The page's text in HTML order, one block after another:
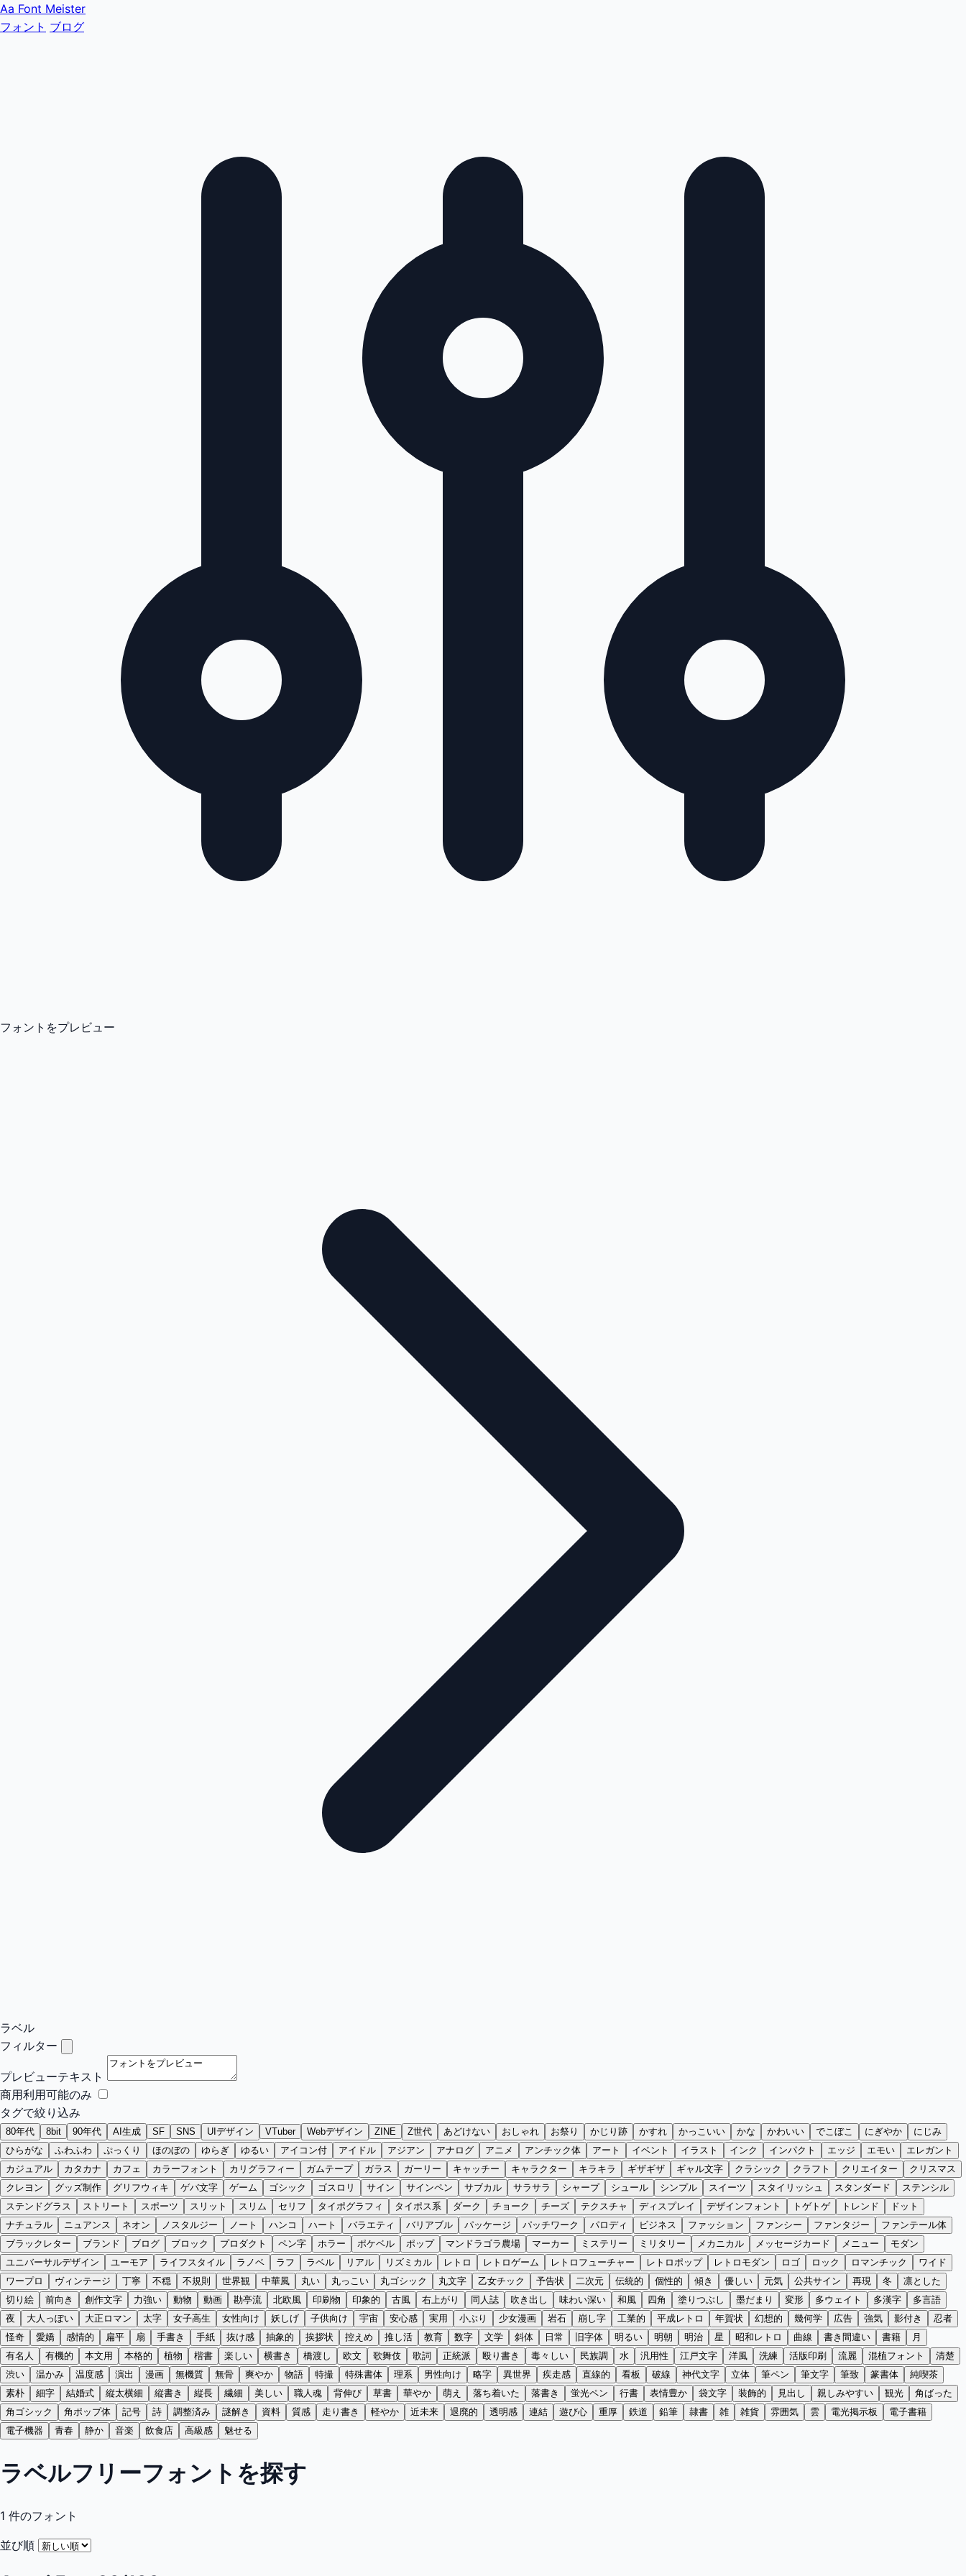
Aa Font Meister
フォント ブログ
フォントをプレビュー
ラベル
フィルター
プレビューテキスト
商用利用可能のみ
タグで絞り込み
80年代 8bit 90年代 AI生成 SF SNS UIデザイン VTuber Webデザイン ZINE Z世代 あどけない おしゃれ お祭り かじり跡 かすれ かっこいい かな かわいい でこぼこ にぎやか
にじみ
ひらがな
ふわふわ ぷっくり ほのぼの ゆらぎ ゆるい アイコン付 アイドル アジアン アナログ アニメ アンチック体 アート イベント イラスト インク インパクト エッジ エモい
エレガント
カジュアル
カタカナ カフェ カラーフォント カリグラフィー ガムテープ ガラス ガーリー キャッチー キャラクター キラキラ ギザギザ ギャル文字 クラシック クラフト クリエイター
クリスマス
クレヨン
グッズ制作 グリフウィキ ゲバ文字 ゲーム ゴシック ゴスロリ サイン サインペン サブカル サラサラ シャープ シュール シンプル スイーツ スタイリッシュ スタンダード
ステンシル
ステンドグラス
ストリート スポーツ スリット スリム セリフ タイポグラフィ タイポス系 ダーク チョーク チーズ テクスチャ ディスプレイ デザインフォント トゲトゲ トレンド
ドット
ナチュラル
ニュアンス ネオン ノスタルジー ノート ハンコ ハート バラエティ バリアブル パッケージ パッチワーク パロディ ビジネス ファッション ファンシー ファンタジー
ファンテール体
ブラックレター
ブランド ブログ ブロック プロダクト ペン字 ホラー ポケベル ポップ マンドラゴラ農場 マーカー ミステリー ミリタリー メカニカル メッセージカード メニュー
モダン
ユニバーサルデザイン
ユーモア ライフスタイル ラノベ ラフ ラベル リアル リズミカル レトロ レトロゲーム レトロフューチャー レトロポップ レトロモダン ロゴ ロック ロマンチック
ワイド
ワープロ
ヴィンテージ 丁寧 不穏 不規則 世界観 中華風 丸い 丸っこい 丸ゴシック 丸文字 乙女チック 予告状 二次元 伝統的 個性的 傾き 優しい 元気 公共サイン 再現 冬
凛とした
切り絵
前向き 創作文字 力強い 動物 動画 勘亭流 北欧風 印刷物 印象的 古風 右上がり 同人誌 吹き出し 味わい深い 和風 四角 塗りつぶし 墨だまり 変形 多ウェイト 多漢字
多言語
夜
大人っぽい 大正ロマン 太字 女子高生 女性向け 妖しげ 子供向け 宇宙 安心感 実用 小ぶり 少女漫画 岩石 崩し字 工業的 平成レトロ 年賀状 幻想的 幾何学 広告 強気 影付き
忍者
怪奇
愛嬌 感情的 扁平 扇 手書き 手紙 抜け感 抽象的 挨拶状 控えめ 推し活 教育 数字 文学 斜体 日常 旧字体 明るい 明朝 明治 星 昭和レトロ 曲線 書き間違い 書籍
月
有名人
有機的 本文用 本格的 植物 楷書 楽しい 横書き 橋渡し 欧文 歌舞伎 歌詞 正統派 殴り書き 毒々しい 民族調 水 汎用性 江戸文字 洋風 洗練 活版印刷 流麗 混植フォント
清楚
渋い
温かみ 温度感 演出 漫画 無機質 無骨 爽やか 物語 特撮 特殊書体 理系 男性向け 略字 異世界 疾走感 直線的 看板 破線 神代文字 立体 筆ペン 筆文字 筆致 篆書体
純喫茶
素朴
細字 結婚式 縦太横細 縦書き 縦長 繊細 美しい 職人魂 背伸び 草書 華やか 萌え 落ち着いた 落書き 蛍光ペン 行書 表情豊か 袋文字 装飾的 見出し 親しみやすい 観光
角ばった
角ゴシック
角ポップ体 記号 詩 調整済み 謎解き 資料 質感 走り書き 軽やか 近未来 退廃的 透明感 連結 遊び心 重厚 鉄道 鉛筆 隷書 雑 雑貨 雰囲気 雲 電光掲示板
電子書籍
電子機器
青春 静か 音楽 飲食店 高級感 魅せる
ラベルフリーフォントを探す
1 件のフォント
並び順